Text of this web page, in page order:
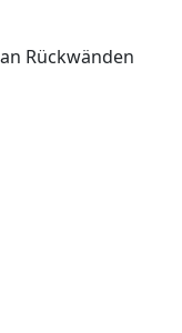
Rückwänden